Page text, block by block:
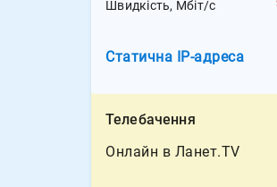
Швидкість, Мбіт/с
Статична IP-адреса
Телебачення
Онлайн в Ланет.TV